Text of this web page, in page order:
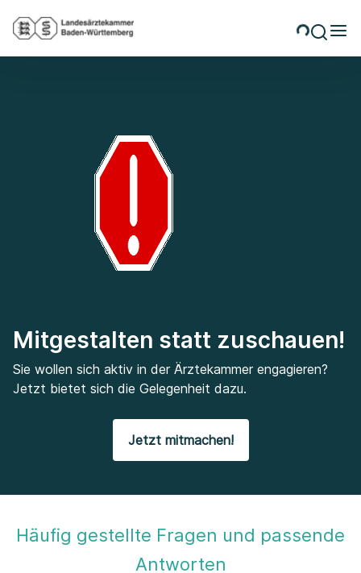
Mitgestalten statt zuschauen!
Sie wollen sich aktiv in der Ärztekammer engagieren?
Jetzt bietet sich die Gelegenheit dazu.
Jetzt mitmachen!
Häufig gestellte Fragen und passende
Antworten